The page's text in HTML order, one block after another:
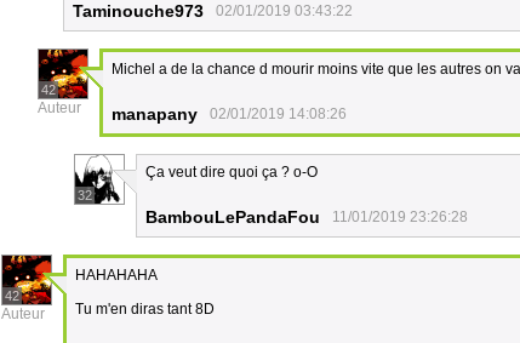
Taminouche973 02/01/2019 03:43:22
42
Auteur
Michel a de la chance d mourir moins vite que les autres on
manapany 02/01/2019 14:08:26
32
Ça veut dire quoi ça ? o-O
BambouLePandaFou 11/01/2019 23:26:28
42
Auteur
HAHAHAHA
Tu m'en diras tant 8D